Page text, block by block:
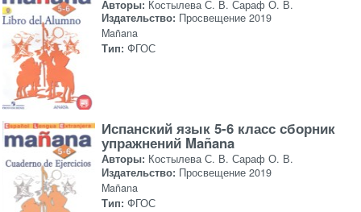
Авторы: Костылева С. В. Сараф О. В.
Издательство: Просвещение 2019
Mañana
Тип: ФГОС
Испанский язык 5-6 класс сборник
упражнений Mañana
Авторы: Костылева С. В. Сараф О. В.
Издательство: Просвещение 2019
Mañana
Тип: ФГОС